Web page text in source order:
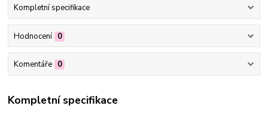
Kompletní specifikace
Hodnocení 0
Komentáře 0
Kompletní specifikace